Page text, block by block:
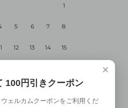
1
5 6 7 8
12 13 14 15
27 28
×
100円引きクーポン
ェルカムクーポンをご利用くだ